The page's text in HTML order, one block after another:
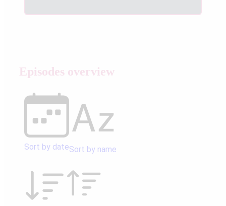
Episodes overview
Sort by dateSort by name